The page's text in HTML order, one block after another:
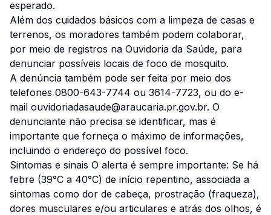
esperado.
Além dos cuidados básicos com a limpeza de casas e
terrenos, os moradores também podem colaborar,
por meio de registros na Ouvidoria da Saúde, para
denunciar possíveis locais de foco de mosquito.
A denúncia também pode ser feita por meio dos
telefones 0800-643-7744 ou 3614-7723, ou do e-
mail ouvidoriadasaude@araucaria.pr.gov.br. O
denunciante não precisa se identificar, mas é
importante que forneça o máximo de informações,
incluindo o endereço do possível foco.
Sintomas e sinais O alerta é sempre importante: Se há
febre (39°C a 40°C) de início repentino, associada a
sintomas como dor de cabeça, prostração (fraqueza),
dores musculares e/ou articulares e atrás dos olhos, é